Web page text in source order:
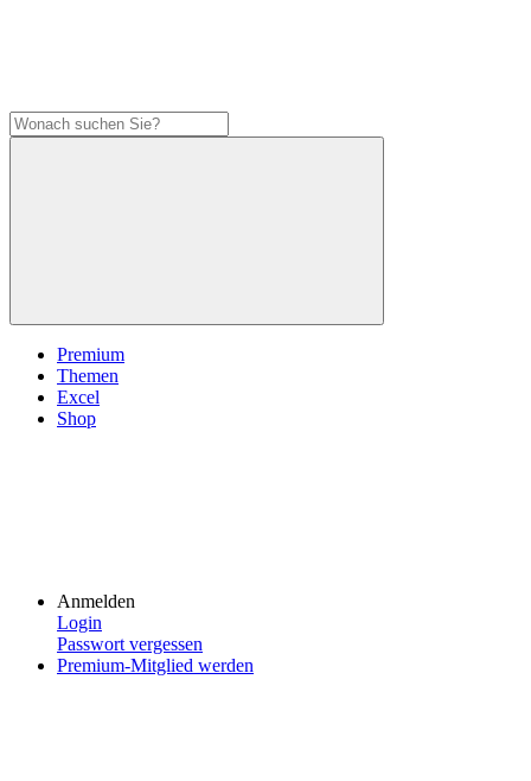
Premium
Themen
Excel
Shop
Anmelden
Login
Passwort vergessen
Premium-Mitglied werden